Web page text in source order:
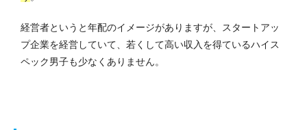
経営者というと年配のイメージがありますが、スタートアッ
プ企業を経営していて、若くして高い収入を得ているハイス
ペック男子も少なくありません。